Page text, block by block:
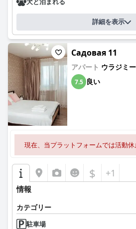
詳細を表示
Садовая 11
アパート ウラジミ
7.5 良い
現在、当プラットフォームでは活動休
$ +1
情報
カテゴリー
駐車場